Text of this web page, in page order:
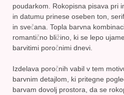
poudarkom. Rokopisna pisava pri
in datumu prinese oseben ton,
in svečana. Topla barvna
romantično bližino, ki se lepo
barvitimi poročnimi dnevi.
Izdelava poročnih vabil v tem
barvnim detajlom, ki pritegne
barvam dovolj prostora, da se